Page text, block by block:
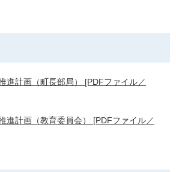
進計画（町長部局） [PDFファイル／
進計画（教育委員会） [PDFファイル／